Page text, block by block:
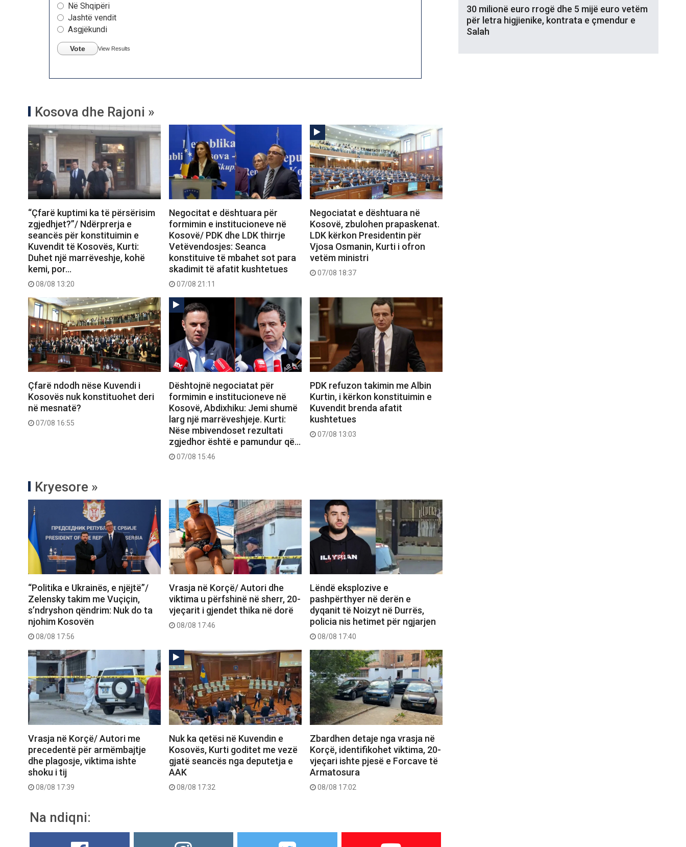
Në Shqipëri
Jashtë vendit
Asgjëkundi
Vote View Results
Kosova dhe Rajoni »
“Çfarë kuptimi ka të përsërisim
zgjedhjet?”/ Ndërprerja e
seancës për konstituimin e
Kuvendit të Kosovës, Kurti:
Duhet një marrëveshje, kohë
kemi, por…
08/08 13:20
Negocitat e dështuara për
formimin e institucioneve në
Kosovë/ PDK dhe LDK thirrje
Vetëvendosjes: Seanca
konstituive të mbahet sot para
skadimit të afatit kushtetues
07/08 21:11
Negociatat e dështuara në
Kosovë, zbulohen prapaskenat.
LDK kërkon Presidentin për
Vjosa Osmanin, Kurti i ofron
vetëm ministri
07/08 18:37
Çfarë ndodh nëse Kuvendi i
Kosovës nuk konstituohet deri
në mesnatë?
07/08 16:55
Dështojnë negociatat për
formimin e institucioneve në
Kosovë, Abdixhiku: Jemi shumë
larg një marrëveshjeje. Kurti:
Nëse mbivendoset rezultati
zgjedhor është e pamundur që…
07/08 15:46
PDK refuzon takimin me Albin
Kurtin, i kërkon konstituimin e
Kuvendit brenda afatit
kushtetues
07/08 13:03
Kryesore »
“Politika e Ukrainës, e njëjtë”/
Zelensky takim me Vuçiçin,
s’ndryshon qëndrim: Nuk do ta
njohim Kosovën
08/08 17:56
Vrasja në Korçë/ Autori dhe
viktima u përfshinë në sherr, 20-
vjeçarit i gjendet thika në dorë
08/08 17:46
Lëndë eksplozive e
pashpërthyer në derën e
dyqanit të Noizyt në Durrës,
policia nis hetimet për ngjarjen
08/08 17:40
Vrasja në Korçë/ Autori me
precedentë për armëmbajtje
dhe plagosje, viktima ishte
shoku i tij
08/08 17:39
Nuk ka qetësi në Kuvendin e
Kosovës, Kurti goditet me vezë
gjatë seancës nga deputetja e
AAK
08/08 17:32
Zbardhen detaje nga vrasja në
Korçë, identifikohet viktima, 20-
vjeçari ishte pjesë e Forcave të
Armatosura
08/08 17:02
Na ndiqni:
30 milionë euro rrogë dhe 5 mijë euro vetëm
për letra higjienike, kontrata e çmendur e
Salah